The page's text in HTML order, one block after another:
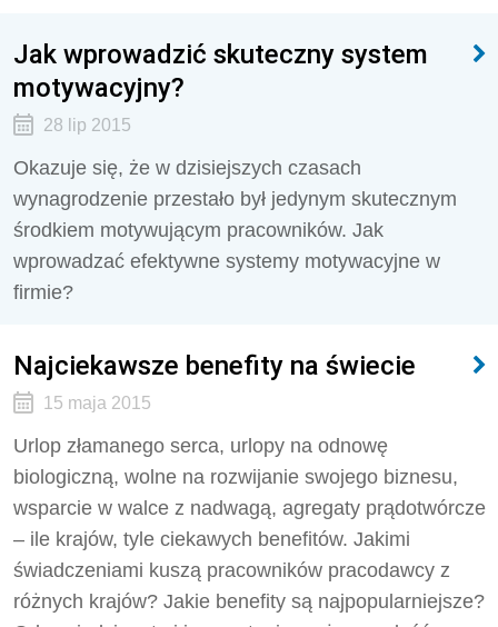
Jak wprowadzić skuteczny system
motywacyjny?
28 lip 2015
Okazuje się, że w dzisiejszych czasach
wynagrodzenie przestało był jedynym skutecznym
środkiem motywującym pracowników. Jak
wprowadzać efektywne systemy motywacyjne w
firmie?
Najciekawsze benefity na świecie
15 maja 2015
Urlop złamanego serca, urlopy na odnowę
biologiczną, wolne na rozwijanie swojego biznesu,
wsparcie w walce z nadwagą, agregaty prądotwórcze
– ile krajów, tyle ciekawych benefitów. Jakimi
świadczeniami kuszą pracowników pracodawcy z
różnych krajów? Jakie benefity są najpopularniejsze?